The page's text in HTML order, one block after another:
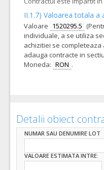
II.1.7) Valoarea totala a
Valoare 1520295.5
individuale, a se utiliza
achizitiei se
adauga contracte in
Moneda: RON .
Detalii obiect
NUMAR SAU DENUMIRE LOT
VALOARE ESTIMATA INTRE: